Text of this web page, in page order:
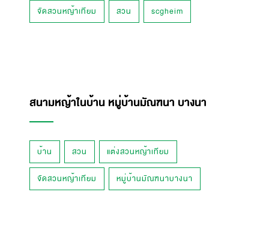
จัดสวนหญ้าเทียม สวน scgheim
สนามหญ้าในบ้าน หมู่บ้านมัณฑนา บางนา
บ้าน สวน แต่งสวนหญ้าเทียม
จัดสวนหญ้าเทียม หมู่บ้านมัณฑนาบางนา